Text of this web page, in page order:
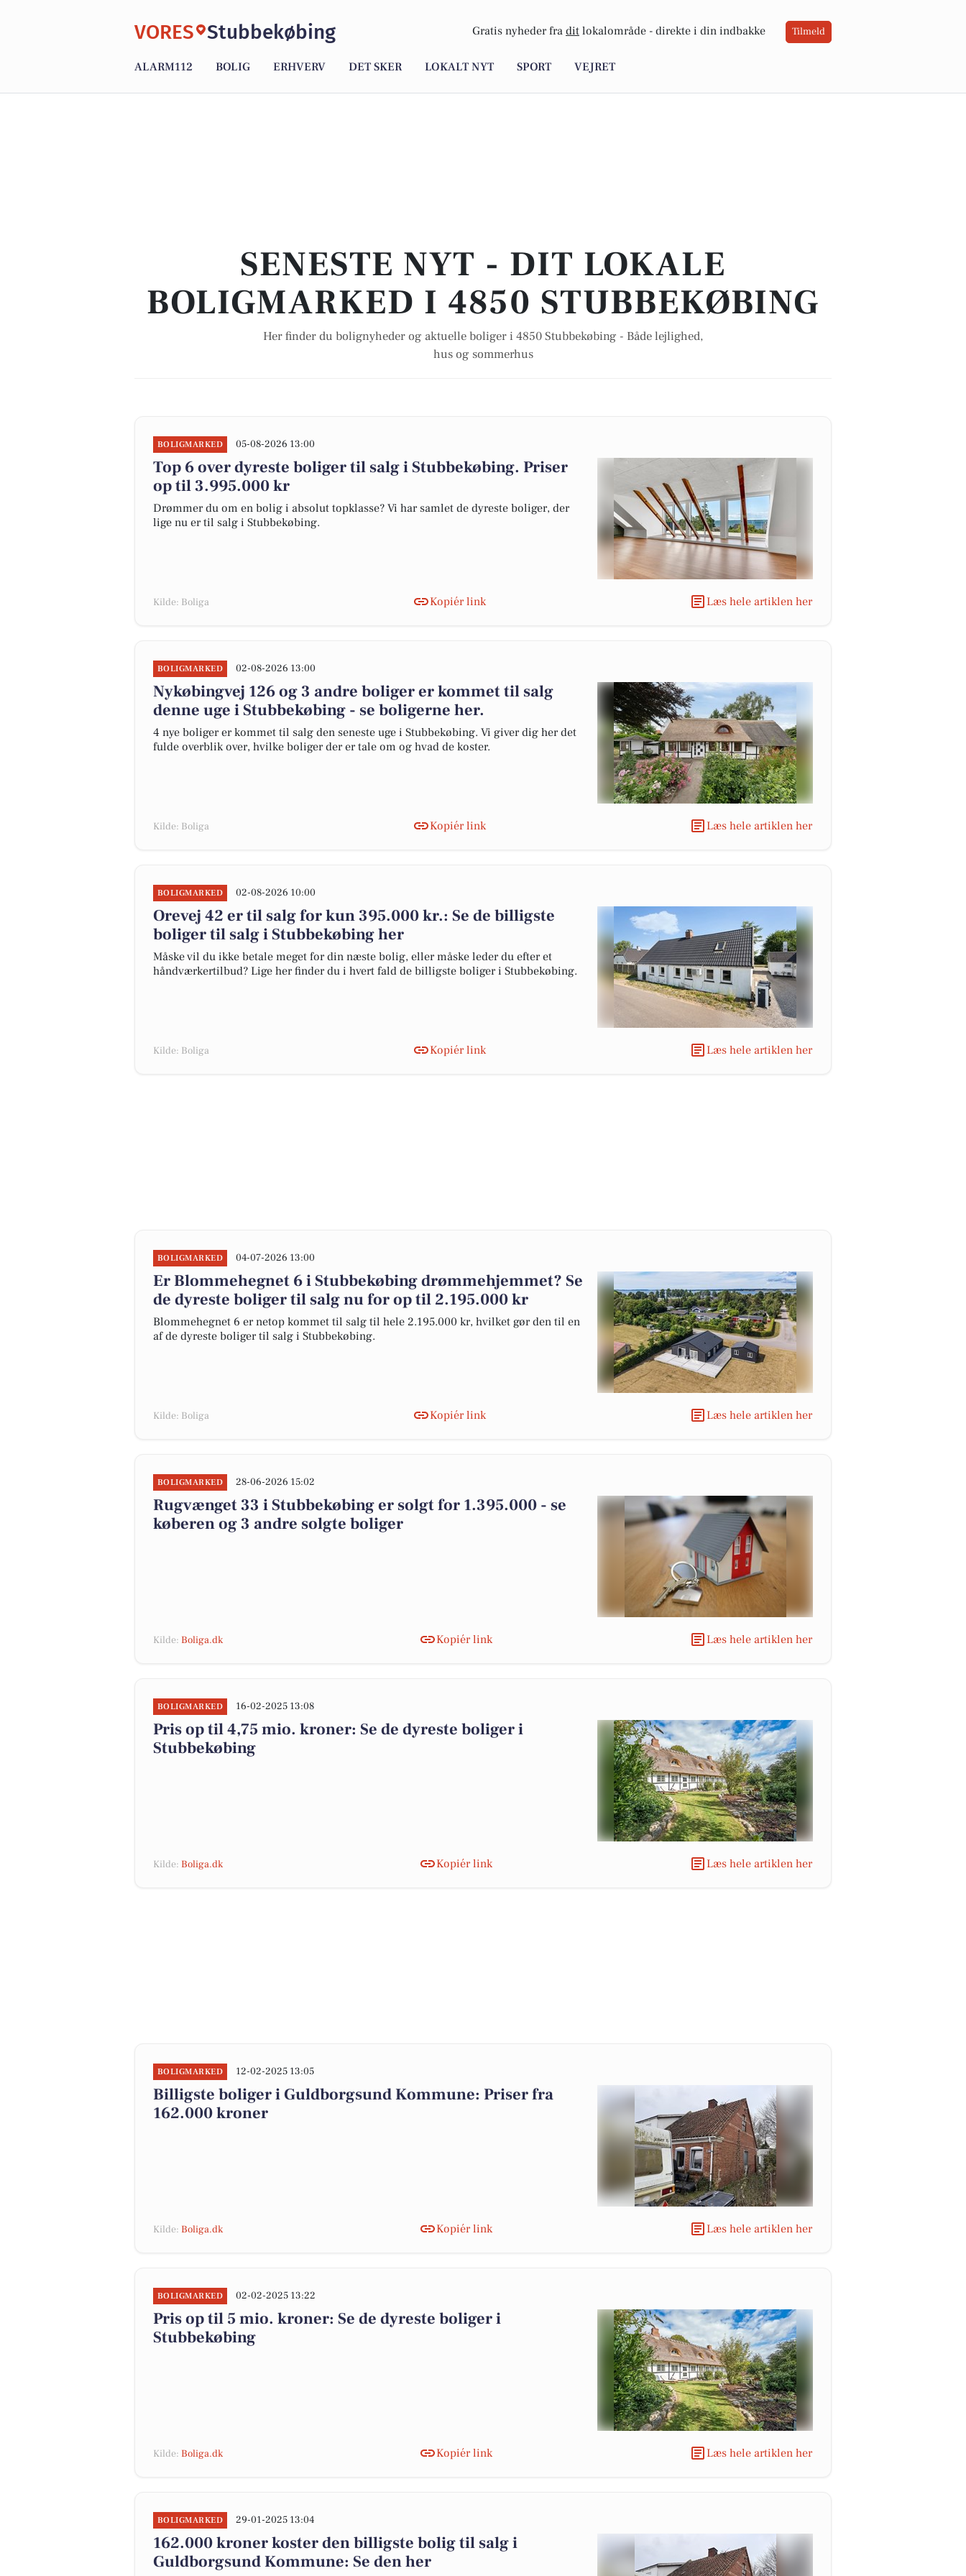
VORES Stubbekøbing Gratis nyheder fra dit lokalområde - direkte i din indbakke Tilmeld
ALARM112 BOLIG ERHVERV DET SKER LOKALT NYT SPORT VEJRET
SENESTE NYT - DIT LOKALE
BOLIGMARKED I 4850 STUBBEKØBING
Her finder du bolignyheder og aktuelle boliger i 4850 Stubbekøbing - Både lejlighed,
hus og sommerhus
BOLIGMARKED 05-08-2026 13:00
Top 6 over dyreste boliger til salg i Stubbekøbing. Priser
op til 3.995.000 kr
Drømmer du om en bolig i absolut topklasse? Vi har samlet de dyreste boliger, der
lige nu er til salg i Stubbekøbing.
Kilde: Boliga Kopiér link Læs hele artiklen her
BOLIGMARKED 02-08-2026 13:00
Nykøbingvej 126 og 3 andre boliger er kommet til salg
denne uge i Stubbekøbing - se boligerne her.
4 nye boliger er kommet til salg den seneste uge i Stubbekøbing. Vi giver dig her det
fulde overblik over, hvilke boliger der er tale om og hvad de koster.
Kilde: Boliga Kopiér link Læs hele artiklen her
BOLIGMARKED 02-08-2026 10:00
Orevej 42 er til salg for kun 395.000 kr.: Se de billigste
boliger til salg i Stubbekøbing her
Måske vil du ikke betale meget for din næste bolig, eller måske leder du efter et
håndværkertilbud? Lige her finder du i hvert fald de billigste boliger i Stubbekøbing.
Kilde: Boliga Kopiér link Læs hele artiklen her
BOLIGMARKED 04-07-2026 13:00
Er Blommehegnet 6 i Stubbekøbing drømmehjemmet? Se
de dyreste boliger til salg nu for op til 2.195.000 kr
Blommehegnet 6 er netop kommet til salg til hele 2.195.000 kr, hvilket gør den til en
af de dyreste boliger til salg i Stubbekøbing.
Kilde: Boliga Kopiér link Læs hele artiklen her
BOLIGMARKED 28-06-2026 15:02
Rugvænget 33 i Stubbekøbing er solgt for 1.395.000 - se
køberen og 3 andre solgte boliger
Kilde: Boliga.dk Kopiér link Læs hele artiklen her
BOLIGMARKED 16-02-2025 13:08
Pris op til 4,75 mio. kroner: Se de dyreste boliger i
Stubbekøbing
Kilde: Boliga.dk Kopiér link Læs hele artiklen her
BOLIGMARKED 12-02-2025 13:05
Billigste boliger i Guldborgsund Kommune: Priser fra
162.000 kroner
Kilde: Boliga.dk Kopiér link Læs hele artiklen her
BOLIGMARKED 02-02-2025 13:22
Pris op til 5 mio. kroner: Se de dyreste boliger i
Stubbekøbing
Kilde: Boliga.dk Kopiér link Læs hele artiklen her
BOLIGMARKED 29-01-2025 13:04
162.000 kroner koster den billigste bolig til salg i
Guldborgsund Kommune: Se den her